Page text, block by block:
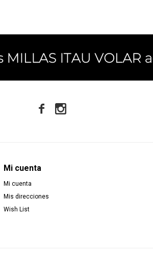
Mi cuenta
Mi cuenta
Mis direcciones
Wish List
 